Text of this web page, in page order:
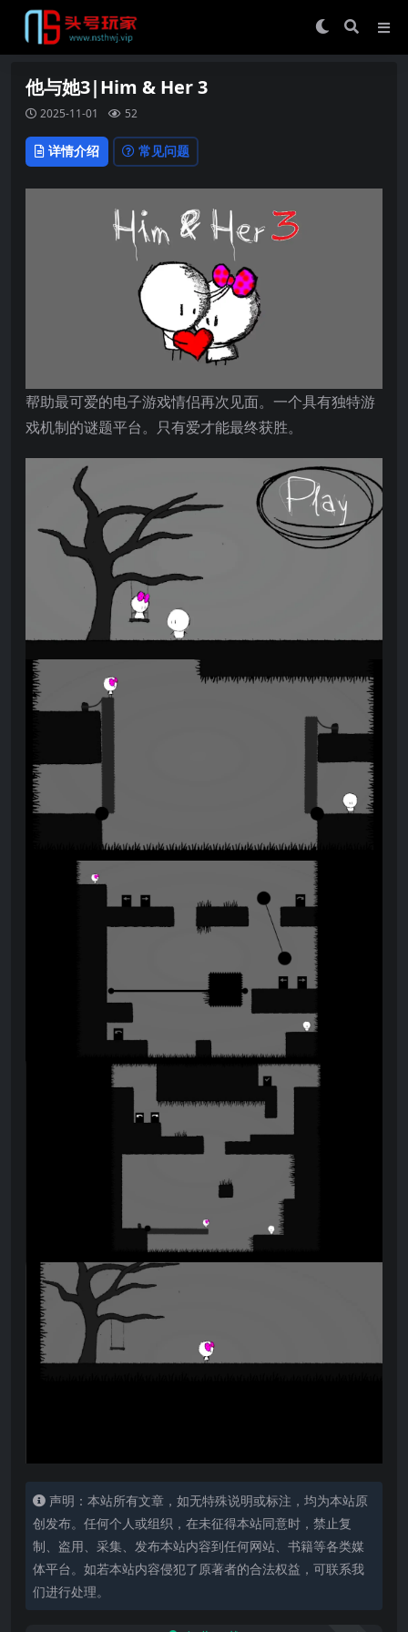
他与她3|Him & Her 3
2025-11-01 52
详情介绍 常见问题
帮助最可爱的电子游戏情侣再次见面。一个具有独特游
戏机制的谜题平台。只有爱才能最终获胜。
声明：本站所有文章，如无特殊说明或标注，均为本站原
创发布。任何个人或组织，在未征得本站同意时，禁止复
制、盗用、采集、发布本站内容到任何网站、书籍等各类媒
体平台。如若本站内容侵犯了原著者的合法权益，可联系我
们进行处理。